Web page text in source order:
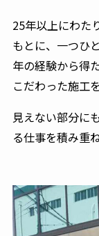
25年以上にわた
もとに、一つひ
年の経験から得
こだわった施工
見えない部分に
る仕事を積み重